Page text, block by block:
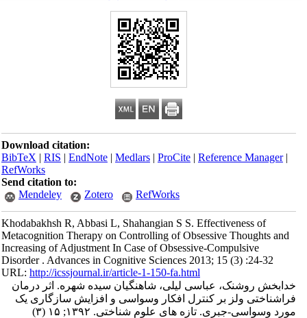
Download citation:
BibTeX|RIS|EndNote|Medlars|ProCite|Reference Manager
RefWorks
Send citation to:
Mendeley
Zotero RefWorks
Khodabakhsh R, Abbasi L, Shahangian S S. Effectiveness of
Metacognition Therapy on Controlling of Obsessive Thoughts and
Increasing of Adjustment In Case of Obsessive-Compulsive
Disorder . Advances in Cognitive Sciences 2013; 15 (3) :24-32
URL:http://icssjournal.ir/article-1-150-fa.html
خدابخش روشنک، عباسی لیلی، شاهنگیان سیده شهره. اثر درمان
فراشناختی ولز بر کنترل افکار وسواسی و افزایش سازگاری یک
مورد وسواسی-جبری. تازه های علوم شناختی. ۱۳۹۲; ۱۵ (۳)